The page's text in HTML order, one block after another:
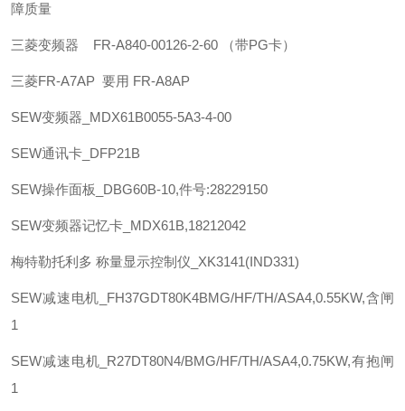
障质量
三菱变频器 FR-A840-00126-2-60 （带PG卡）
三菱FR-A7AP 要用 FR-A8AP
SEW变频器_MDX61B0055-5A3-4-00
SEW通讯卡_DFP21B
SEW操作面板_DBG60B-10,件号:28229150
SEW变频器记忆卡_MDX61B,18212042
梅特勒托利多 称量显示控制仪_XK3141(IND331)
SEW减速电机_FH37GDT80K4BMG/HF/TH/ASA4,0.55KW,含闸
1
SEW减速电机_R27DT80N4/BMG/HF/TH/ASA4,0.75KW,有抱闸
1